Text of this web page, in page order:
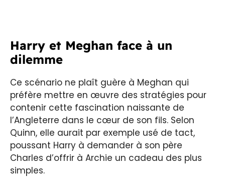
Harry et Meghan face à un
dilemme
Ce scénario ne plaît guère à Meghan qui
préfère mettre en œuvre des stratégies pour
contenir cette fascination naissante de
l’Angleterre dans le cœur de son fils. Selon
Quinn, elle aurait par exemple usé de tact,
poussant Harry à demander à son père
Charles d’offrir à Archie un cadeau des plus
simples.